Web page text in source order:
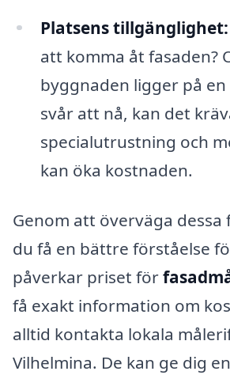
Platsens tillgänglighet:
att komma åt fasaden?
byggnaden ligger på
svår att nå, kan det
specialutrustning och
kan öka kostnaden.
Genom att överväga
du få en bättre förståelse
påverkar priset för
få exakt information om
alltid kontakta lokala
Vilhelmina. De kan ge dig